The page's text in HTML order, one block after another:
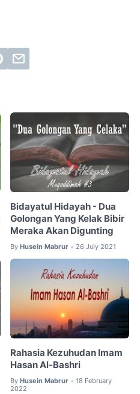
Bidayatul Hidayah - Dua
Golongan Yang Kelak Bibir
Meraka Akan Digunting
By Husein Mabrur • 26 July 2021
Rahasia Kezuhudan Imam
Hasan Al-Bashri
By Husein Mabrur • 18 February
2022